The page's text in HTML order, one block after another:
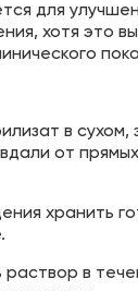
для
хотя это
в
от
хранить
раствор в